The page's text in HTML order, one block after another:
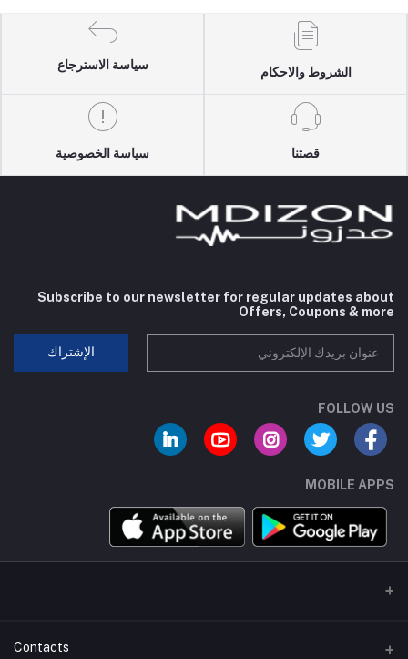
الشروط والاحكام
سياسة الاسترجاع
قصتنا سياسة الخصوصية
Subscribe to our newsletter for regular updates about
Offers, Coupons & more
الإشتراك
FOLLOW US
MOBILE APPS
Contacts